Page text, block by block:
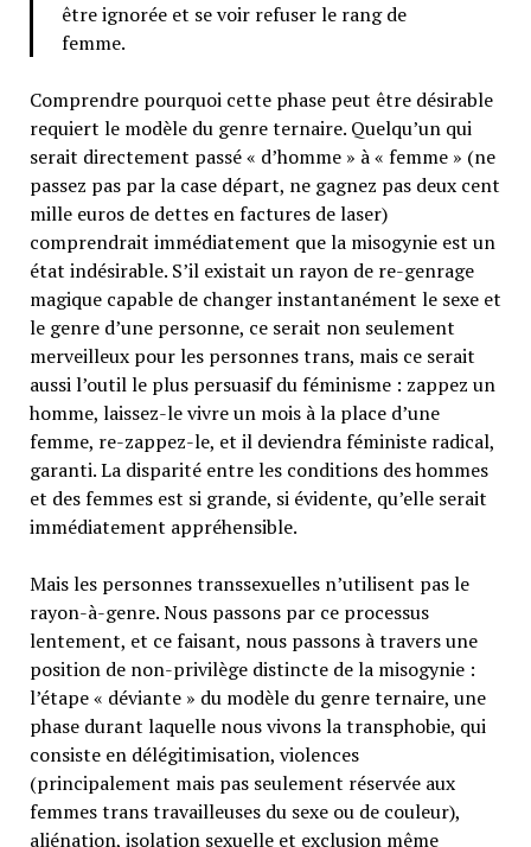
être ignorée et se voir refuser le rang de
femme.
Comprendre pourquoi cette phase peut être désirable
requiert le modèle du genre ternaire. Quelqu’un qui
serait directement passé « d’homme » à « femme » (ne
passez pas par la case départ, ne gagnez pas deux cent
mille euros de dettes en factures de laser)
comprendrait immédiatement que la misogynie est un
état indésirable. S’il existait un rayon de re-genrage
magique capable de changer instantanément le sexe et
le genre d’une personne, ce serait non seulement
merveilleux pour les personnes trans, mais ce serait
aussi l’outil le plus persuasif du féminisme : zappez un
homme, laissez-le vivre un mois à la place d’une
femme, re-zappez-le, et il deviendra féministe radical,
garanti. La disparité entre les conditions des hommes
et des femmes est si grande, si évidente, qu’elle serait
immédiatement appréhensible.
Mais les personnes transsexuelles n’utilisent pas le
rayon-à-genre. Nous passons par ce processus
lentement, et ce faisant, nous passons à travers une
position de non-privilège distincte de la misogynie :
l’étape « déviante » du modèle du genre ternaire, une
phase durant laquelle nous vivons la transphobie, qui
consiste en délégitimisation, violences
(principalement mais pas seulement réservée aux
femmes trans travailleuses du sexe ou de couleur),
aliénation, isolation sexuelle et exclusion même